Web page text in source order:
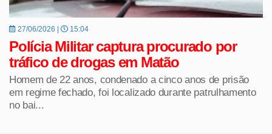
27/06/2026 | 15:04
Polícia Militar captura procurado por
tráfico de drogas em Matão
Homem de 22 anos, condenado a cinco anos de prisão
em regime fechado, foi localizado durante patrulhamento
no bai...